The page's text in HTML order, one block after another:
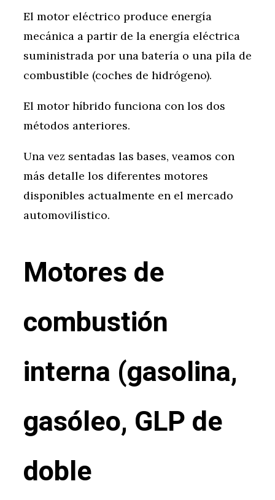
El motor eléctrico produce energía
mecánica a partir de la energía eléctrica
suministrada por una batería o una pila de
combustible (coches de hidrógeno).
El motor híbrido funciona con los dos
métodos anteriores.
Una vez sentadas las bases, veamos con
más detalle los diferentes motores
disponibles actualmente en el mercado
automovilístico.
Motores de
combustión
interna (gasolina,
gasóleo, GLP de
doble